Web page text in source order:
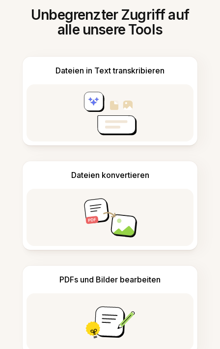
Unbegrenzter Zugriff auf
alle unsere Tools
Dateien in Text transkribieren
Dateien konvertieren
PDFs und Bilder bearbeiten